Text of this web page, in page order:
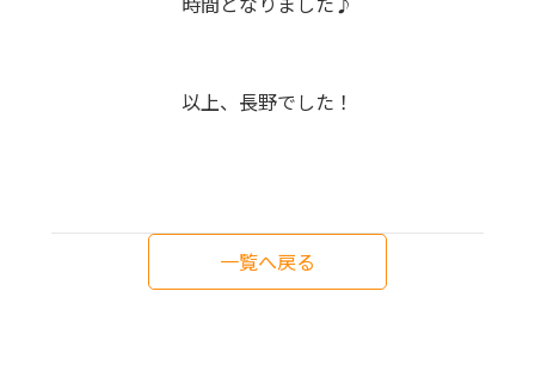
以上、長野でした！
一覧へ戻る